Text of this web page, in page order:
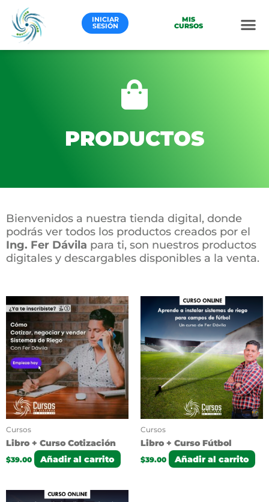
contenido
INICIAR
SESIÓN
MIS
CURSOS
PRODUCTOS
Bienvenidos a nuestra tienda digital, donde
podrás ver todos los productos creados por el
Ing. Fer Dávila para ti, son nuestros productos
digitales y descargables disponibles a la venta.
Cursos
Libro + Curso Cotización
$39.00 Añadir al carrito
Cursos
Libro + Curso Fútbol
$39.00 Añadir al carrito